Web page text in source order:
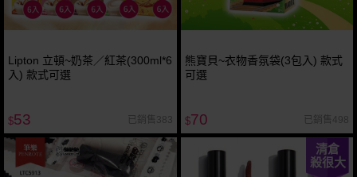
Lipton 立頓~奶茶／紅茶(300ml*6
入) 款式可選
$53 已銷售383
熊寶貝~衣物香氛袋(3包入) 款式
可選
$70 已銷售498
清倉
殺很大